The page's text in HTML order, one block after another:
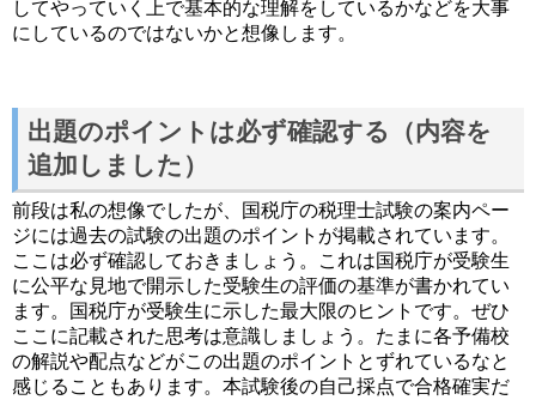
してやっていく上で基本的な理解をしているかなどを大事
にしているのではないかと想像します。
出題のポイントは必ず確認する（内容を
追加しました）
前段は私の想像でしたが、国税庁の税理士試験の案内ペー
ジには過去の試験の出題のポイントが掲載されています。
ここは必ず確認しておきましょう。これは国税庁が受験生
に公平な見地で開示した受験生の評価の基準が書かれてい
ます。国税庁が受験生に示した最大限のヒントです。ぜひ
ここに記載された思考は意識しましょう。たまに各予備校
の解説や配点などがこの出題のポイントとずれているなと
感じることもあります。本試験後の自己採点で合格確実だ